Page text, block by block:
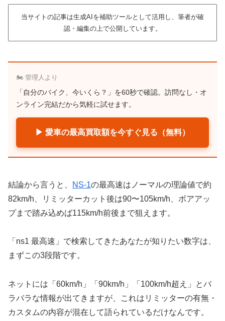
当サイトの記事は生成AIを補助ツールとして活用し、筆者が確
認・編集の上で公開しています。
🏍️ 管理人より
「自分のバイク、今いくら？」を60秒で確認。訪問なし・オ
ンライン完結だから気軽に試せます。
▶ 愛車の最高買取額を今すぐ見る（無料）
結論から言うと、 NS-1の最高速はノーマルの理論値で約
82km/h、リミッターカット後は90〜105km/h、ボアアッ
プまで踏み込めば115km/h前後まで狙えます。
「ns1 最高速」で検索してきたあなたが知りたい数字は、
まずこの3段階です。
ネットには「60km/h」「90km/h」「100km/h超え」とバ
ラバラな情報が出てきますが、これはリミッターの有無・
カスタムの内容が混在して語られているだけなんです。